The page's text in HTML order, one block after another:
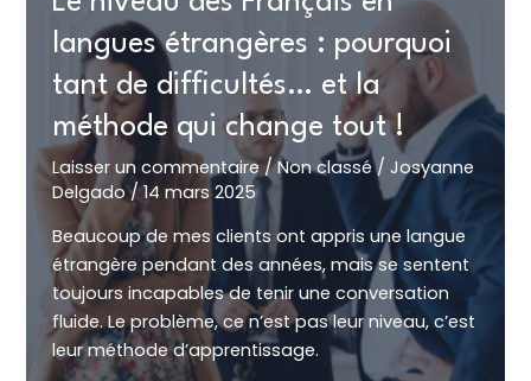
langues étrangères : pourquoi
tant de difficultés… et la
méthode qui change tout !
Laisser un commentaire /Non classé/Josyanne
Delgado/14 mars 2025
Beaucoup de mes clients ont appris une langue
étrangère pendant des années, mais se sentent
toujours incapables de tenir une conversation
fluide. Le problème, ce n’est pas leur niveau, c’est
leur méthode d’apprentissage.